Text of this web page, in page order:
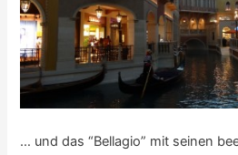
… und das “Bellagio” mit seinen